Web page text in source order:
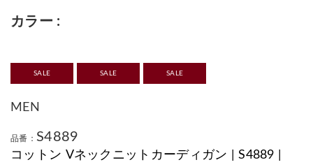
カラー
SALE SALE SALE
MEN
品番： S4889
コットン Vネックニットカーディガン | S4889 |